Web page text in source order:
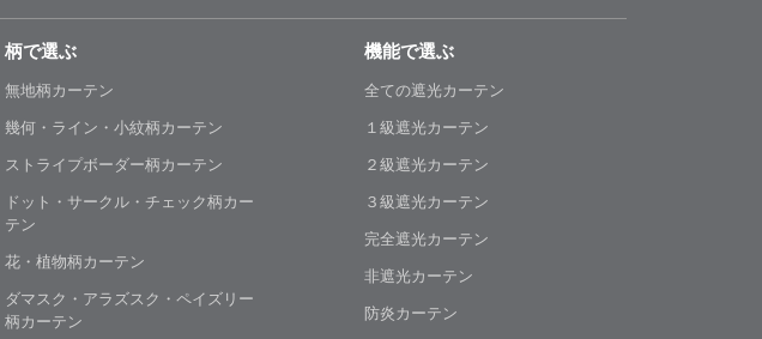
柄で選ぶ
無地柄カーテン
幾何・ライン・小紋柄カーテン
ストライプボーダー柄カーテン
ドット・サークル・チェック柄カー
テン
花・植物柄カーテン
ダマスク・アラズスク・ペイズリー
柄カーテン
機能で選ぶ
全ての遮光カーテン
１級遮光カーテン
２級遮光カーテン
３級遮光カーテン
完全遮光カーテン
非遮光カーテン
防炎カーテン